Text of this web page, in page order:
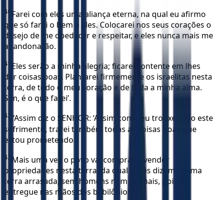
40 Farei com eles uma aliança eterna, na qual eu afirmo
que só farei o bem a eles. Colocarei nos seus corações o
desejo de me obedecer e respeitar, e eles nunca mais me
abandonarão.
41 Eles serão a minha alegria; ficarei contente em lhes
dar coisas boas. Plantarei firmemente os israelitas nesta
terra, de todo o meu coração e de toda a minha alma.
Sim, é o que farei’.
42 “Assim diz o SENHOR: ‘Assim como eu trouxe todo este
sofrimento, trarei também todas as coisas boas que
estou prometendo.
43 Mais uma vez o povo vai comprar e vender
propriedades nesta terra, da qual vocês dizem: É uma
terra arrasada, sem homens nem animais, pois foi
entregue nas mãos dos babilônios.